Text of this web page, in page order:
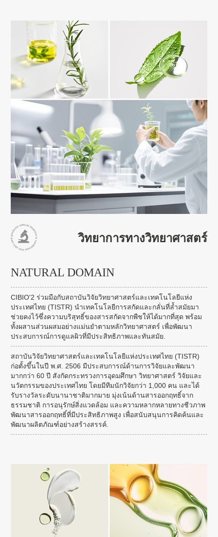
วิทยาการทางวิทยาศาสตร์
NATURAL DOMAIN
CIBIO'2 ร่วมมือกับสถาบันวิจัยวิทยาศาสตร์และเทคโนโลยีแห่ง
ประเทศไทย (TISTR) นำเทคโนโลยีการสกัดและกลั่นที่ล้ำสมัยมา
ช่วยคงไว้ซึ่งความบริสุทธิ์ของสารสกัดจากพืชให้ได้มากที่สุด พร้อม
ทั้งผสานส่วนผสมอย่างแม่นยำตามหลักวิทยาศาสตร์ เพื่อพัฒนา
ประสบการณ์การดูแลผิวที่มีประสิทธิภาพและทันสมัย.
สถาบันวิจัยวิทยาศาสตร์และเทคโนโลยีแห่งประเทศไทย (TISTR)
ก่อตั้งขึ้นในปี พ.ศ. 2506 มีประสบการณ์ด้านการวิจัยและพัฒนา
มากกว่า 60 ปี สังกัดกระทรวงการอุดมศึกษา วิทยาศาสตร์ วิจัยและ
นวัตกรรมของประเทศไทย โดยมีทีมนักวิจัยกว่า 1,000 คน และได้
รับรางวัลระดับนานาชาติมากมาย มุ่งเน้นด้านสารออกฤทธิ์จาก
ธรรมชาติ การอนุรักษ์สิ่งแวดล้อม และความหลากหลายทางชีวภาพ
พัฒนาสารออกฤทธิ์ที่มีประสิทธิภาพสูง เพื่อสนับสนุนการคิดค้นและ
พัฒนาผลิตภัณฑ์อย่างสร้างสรรค์.